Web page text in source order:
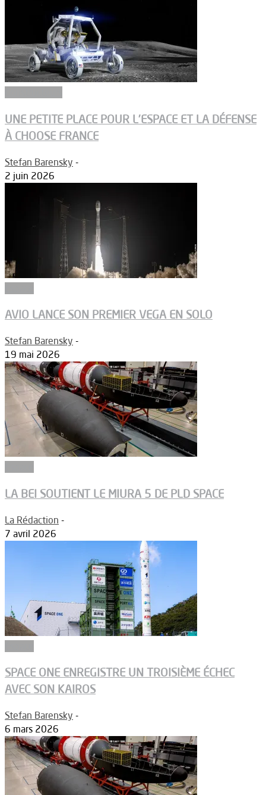
UNE PETITE PLACE POUR L’ESPACE ET LA DÉFENSE
À CHOOSE FRANCE
Stefan Barensky -
2 juin 2026
AVIO LANCE SON PREMIER VEGA EN SOLO
Stefan Barensky -
19 mai 2026
LA BEI SOUTIENT LE MIURA 5 DE PLD SPACE
La Rédaction -
7 avril 2026
SPACE ONE ENREGISTRE UN TROISIÈME ÉCHEC
AVEC SON KAIROS
Stefan Barensky -
6 mars 2026